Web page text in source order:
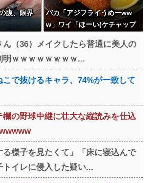
腹、限界
バカ「アジフライうめーww
w」ワイ「ほーい(ケチャップ
ん（36）メイクしたら普通に美人の
明ｗｗｗｗｗｗｗｗ...
こで抜けるキャラ、74%が一致して
欄の野球中継に壮大な縦読みを仕込
る様子を見たくて」「床に寝込んで
トイレに侵入した疑い...